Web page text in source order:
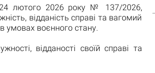
24 лютого 2026 року № 137/2026,
відданість справі та вагомий
умовах воєнного стану.
відданості своїй справі та